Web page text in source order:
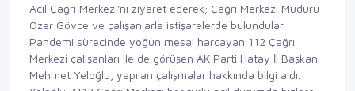
Acil Çağrı Merkezi'ni ziyaret ederek; Çağrı Merkezi Müdürü
Özer Gövce ve çalışanlarla istişarelerde bulundular.
Pandemi sürecinde yoğun mesai harcayan 112 Çağrı
Merkezi çalışanları ile de görüşen AK Parti Hatay İl Başkanı
Mehmet Yeloğlu, yapılan çalışmalar hakkında bilgi aldı.